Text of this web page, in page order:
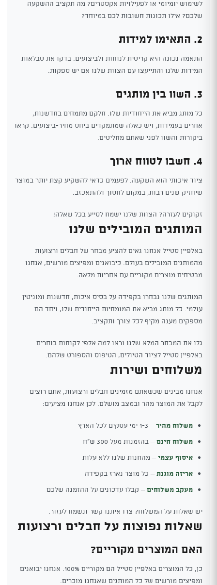
לשימוש יומיומי או לפעילויות אקסטרים? מה תקציב ההשקעה
שלכם? אילו תכונות חשובות לכם במיוחד?
2. התאימו למידות
התאמה נכונה היא קריטית לנוחות ולביצועים. בדקו את טבלאות
המידות שלנו והתייעצו עם הצוות שלנו אם יש ספקות.
3. השוו בין מותגים
כל מותג מביא את הייחודיות שלו. חלקם מתמחים בחדשנות,
אחרים בעמידות, ויש כאלה שמתמקדים ביחס מחיר-ביצועים. קראו
ביקורות והשוו לפני שאתם מחליטים.
4. חשבו לטווח ארוך
ציוד איכותי הוא השקעה. לפעמים כדאי להשקיע קצת יותר במוצר
שיחזיק שנים רבות, במקום לחסוך ולהתאכזב.
זקוקים לעזרה? הצוות שלנו ישמח לסייע בכל שאלה!
המותגים המובילים שלנו
באלפיין סטייל אנחנו גאים להציע מבחר של חבלים ורצועות
מהמותגים המובילים בעולם. כיבואנים ומפיצים מורשים, אנחנו
מבטיחים מוצרים מקוריים עם אחריות מלאה.
המותגים שלנו נבחרו בקפידה על בסיס איכות, חדשנות ומוניטין
עולמי. כל מותג מביא את המומחיות הייחודית שלו, ויחד הם
מספקים מענה מקיף לכל צורך ותקציב.
גלו את המבחר המלא שלנו וראו למה אלפי לקוחות בוחרים
באלפיין סטייל לציוד הטיולים, הטיפוס והספורט שלהם.
משלוחים ושירות
אנחנו מבינים שכשאתם מזמינים חבלים ורצועות, אתם רוצים
לקבל את המוצר מהר ובמצב מושלם. לכן אנחנו מציעים:
משלוח מהיר– 1-3 ימי עסקים לכל הארץ
משלוח חינם– בהזמנות מעל 300 ש"ח
איסוף עצמי– מהחנות שלנו ללא עלות
אריזה מוגנת– כל מוצר נארז בקפידה
מעקב משלוחים– קבלו עדכונים על ההזמנה שלכם
יש שאלות על המשלוח? צרו איתנו קשר ונשמח לעזור.
שאלות נפוצות על חבלים ורצועות
האם המוצרים מקוריים?
כן, כל המוצרים באלפיין סטייל הם מקוריים 100%. אנחנו יבואנים
ומפיצים מורשים של כל המותגים שאנחנו מוכרים.